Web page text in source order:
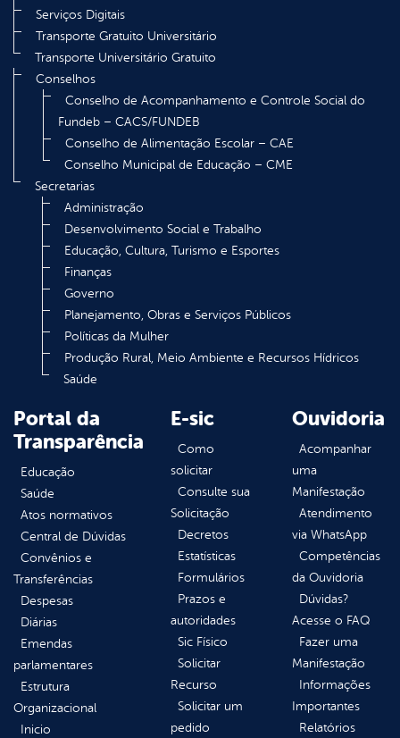
Serviços Digitais
Transporte Gratuito Universitário
Transporte Universitário Gratuito
Conselhos
Conselho de Acompanhamento e Controle Social do
Fundeb – CACS/FUNDEB
Conselho de Alimentação Escolar – CAE
Conselho Municipal de Educação – CME
Secretarias
Administração
Desenvolvimento Social e Trabalho
Educação, Cultura, Turismo e Esportes
Finanças
Governo
Planejamento, Obras e Serviços Públicos
Políticas da Mulher
Produção Rural, Meio Ambiente e Recursos Hídricos
Saúde
Portal da
Transparência
Educação
Saúde
Atos normativos
Central de Dúvidas
Convênios e
Transferências
Despesas
Diárias
Emendas
parlamentares
Estrutura
Organizacional
Inicio
E-sic
Como
solicitar
Consulte sua
Solicitação
Decretos
Estatísticas
Formulários
Prazos e
autoridades
Sic Físico
Solicitar
Recurso
Solicitar um
pedido
Ouvidoria
Acompanhar
uma
Manifestação
Atendimento
via WhatsApp
Competências
da Ouvidoria
Dúvidas?
Acesse o FAQ
Fazer uma
Manifestação
Informações
Importantes
Relatórios